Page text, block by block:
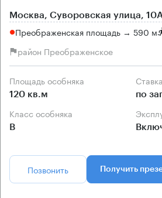
Москва, Суворовская улица,
Преображенская площадь → 590 м
район Преображенское
Площадь особняка
120 кв.м по
Класс особняка
B
Позвонить Получить